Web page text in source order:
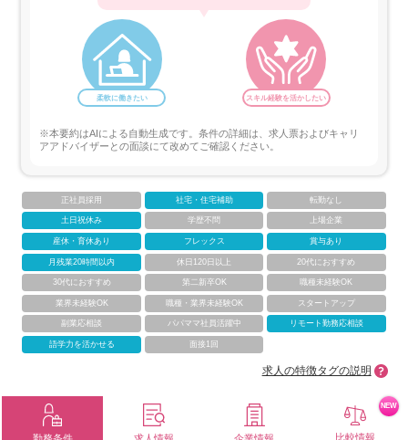
柔軟に働きたい スキル経験を活かしたい
※本要約はAIによる自動生成です。条件の詳細は、求人票およびキャリ
アアドバイザーとの面談にて改めてご確認ください。
正社員採用 社宅・住宅補助 転勤なし
土日祝休み 学歴不問 上場企業
産休・育休あり フレックス 賞与あり
月残業20時間以内 休日120日以上 20代におすすめ
30代におすすめ 第二新卒OK 職種未経験OK
業界未経験OK 職種・業界未経験OK スタートアップ
副業応相談 パパママ社員活躍中 リモート勤務応相談
語学力を活かせる 面接1回
求人の特徴タグの説明
比較情報
NEW